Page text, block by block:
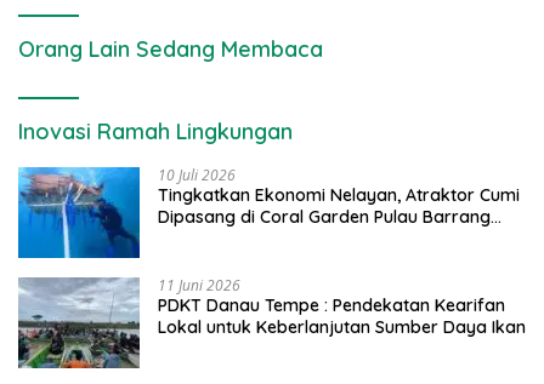
Orang Lain Sedang Membaca
Inovasi Ramah Lingkungan
10 Juli 2026
Tingkatkan Ekonomi Nelayan, Atraktor Cumi
Dipasang di Coral Garden Pulau Barrang
11 Juni 2026
PDKT Danau Tempe : Pendekatan Kearifan
Lokal untuk Keberlanjutan Sumber Daya Ikan